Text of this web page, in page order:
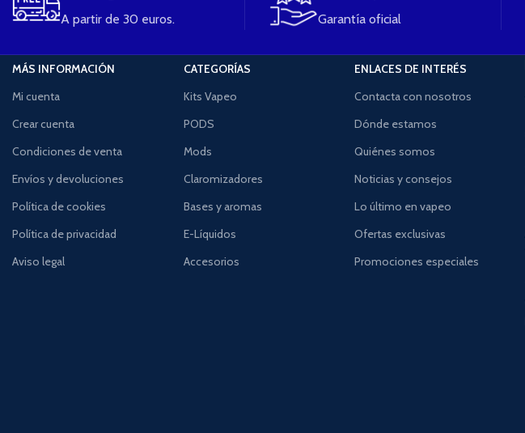
A partir de 30 euros. Garantía oficial
MÁS INFORMACIÓN
Mi cuenta
Crear cuenta
Condiciones de venta
Envíos y devoluciones
Política de cookies
Política de privacidad
Aviso legal
CATEGORÍAS
Kits Vapeo
PODS
Mods
Claromizadores
Bases y aromas
E-Líquidos
Accesorios
ENLACES DE INTERÉS
Contacta con nosotros
Dónde estamos
Quiénes somos
Noticias y consejos
Lo último en vapeo
Ofertas exclusivas
Promociones especiales